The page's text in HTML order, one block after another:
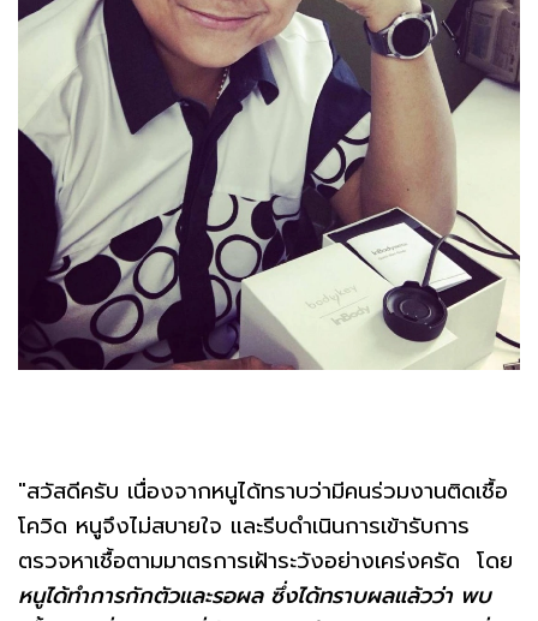
"สวัสดีครับ เนื่องจากหนูได้ทราบว่ามีคนร่วมงานติดเชื้อ
โควิด หนูจึงไม่สบายใจ และรีบดำเนินการเข้ารับการ
ตรวจหาเชื้อตามมาตรการเฝ้าระวังอย่างเคร่งครัด โดย
หนูได้ทำการกักตัวและรอผล ซึ่งได้ทราบผลแล้วว่า พบ